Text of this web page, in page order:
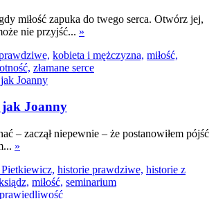
miłość zapuka do twego serca. Otwórz jej,
nie przyjść... »
kobieta i mężczyzna, miłość,
złamane serce
jak Joanny
– zaczął niepewnie – że postanowiłem pójść
»
historie prawdziwe, historie z
miłość, seminarium